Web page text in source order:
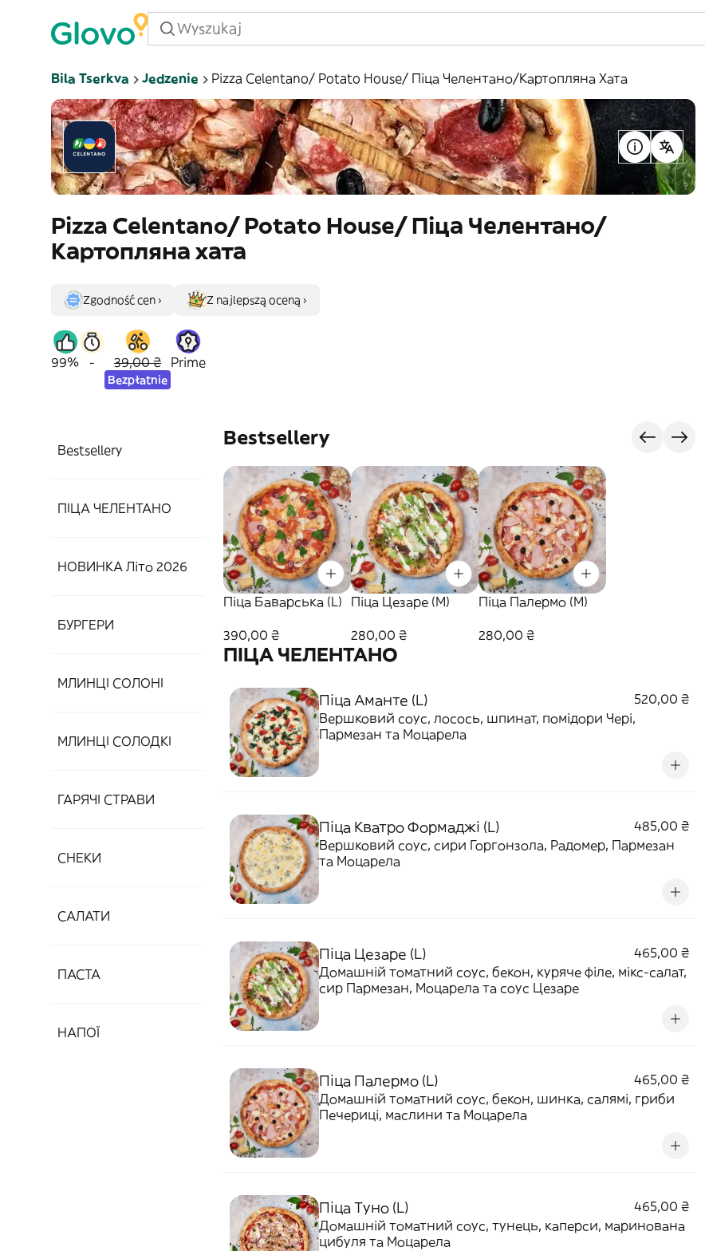
Bila Tserkva Jedzenie Pizza Celentano/ Potato House/ Піца Челентано/Картопляна Хата
Pizza Celentano/ Potato House/ Піца Челентано/
Картопляна хата
Zgodność cen › Z najlepszą oceną ›
99% - 39,00 ₴
Bezpłatnie
Prime
Bestsellery
ПІЦА ЧЕЛЕНТАНО
НОВИНКА Літо 2026
БУРГЕРИ
МЛИНЦІ СОЛОНІ
МЛИНЦІ СОЛОДКІ
ГАРЯЧІ СТРАВИ
СНЕКИ
САЛАТИ
ПАСТА
НАПОЇ
Bestsellery
Піца Баварська (L)
390,00 ₴
Піца Цезаре (M)
280,00 ₴
Піца Палермо (M)
280,00 ₴
ПІЦА ЧЕЛЕНТАНО
Піца Аманте (L)
520,00 ₴
Вершковий соус, лосось, шпинат, помідори Чері,
Пармезан та Моцарела
Піца Кватро Формаджі (L)
485,00 ₴
Вершковий соус, сири Горгонзола, Радомер, Пармезан
та Моцарела
Піца Цезаре (L)
465,00 ₴
Домашній томатний соус, бекон, куряче філе, мікс-салат,
сир Пармезан, Моцарела та соус Цезаре
Піца Палермо (L)
465,00 ₴
Домашній томатний соус, бекон, шинка, салямі, гриби
Печериці, маслини та Моцарела
Піца Туно (L)
465,00 ₴
Домашній томатний соус, тунець, каперси, маринована
цибуля та Моцарела